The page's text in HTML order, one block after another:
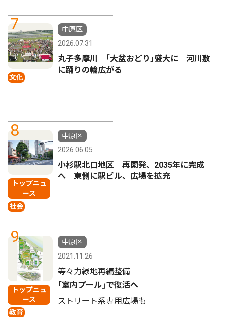
7
文化
中原区
2026.07.31
丸子多摩川 ｢大盆おどり｣盛大に 河川敷
に踊りの輪広がる
8
トップニュ
ース
社会
中原区
2026.06.05
小杉駅北口地区 再開発、2035年に完成
へ 東側に駅ビル、広場を拡充
9
トップニュ
ース
教育
中原区
2021.11.26
等々力緑地再編整備
｢室内プール｣で復活へ
ストリート系専用広場も